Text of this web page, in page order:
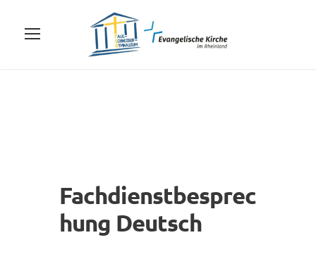
Fachdienstbesprec
hung Deutsch